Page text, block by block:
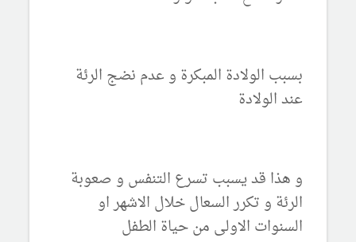
بسبب الولادة المبكرة و عدم نضج الرئة
عند الولادة
و هذا قد يسبب تسرع التنفس و صعوبة
الرئة و تكرر السعال خلال الاشهر او
السنوات الاولى من حياة الطفل